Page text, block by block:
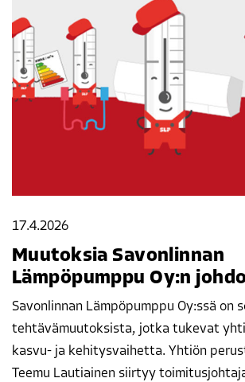
17.4.2026
Muutoksia Savonlinnan
Lämpöpumppu Oy:n
Savonlinnan Lämpöpumppu Oy:ssä on
tehtävämuutoksista, jotka tukevat
kasvu- ja kehitysvaihetta. Yhtiön
Teemu Lautiainen siirtyy